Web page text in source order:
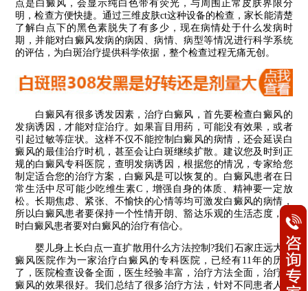
点是白癜风，会显示纯白色带有荧光，与周围正常皮肤界限分
明，检查方便快捷。通过三维皮肤ct这种设备的检查，家长能清楚
了解白点下的黑色素脱失了有多少，现在病情处于什么发病时
期，并能对白癜风发病的病因、病情、病型等情况进行科学系统
的评估，为白斑治疗提供科学依据，整个检查过程无痛无创。
白癜风有很多诱发因素，治疗白癜风，首先要检查白癜风的
发病诱因，才能对症治疗。如果盲目用药，可能没有效果，或者
引起过敏等症状。这样不仅不能控制白癜风的病情，还会延误白
癜风的最佳治疗时机，甚至会让白斑继续扩散。建议您及时到正
规的白癜风专科医院，查明发病诱因，根据您的情况，专家给您
制定适合您的治疗方案，白癜风是可以恢复的。白癜风患者在日
常生活中尽可能少吃维生素C，增强自身的体质、精神要一定放
松。长期焦虑、紧张、不愉快的心情等均可激发白癜风的病情，
所以白癜风患者要保持一个性情开朗、豁达乐观的生活态度，同
时白癜风患者要对白癜风的治疗有信心。
婴儿身上长白点一直扩散用什么方法控制?我们石家庄远大白
癜风医院作为一家治疗白癜风的专科医院，已经有11年的历史
了，医院检查设备全面，医生经验丰富，治疗方法全面，治疗白
癜风的效果很好。我们总结了很多治疗方法，针对不同患者人群